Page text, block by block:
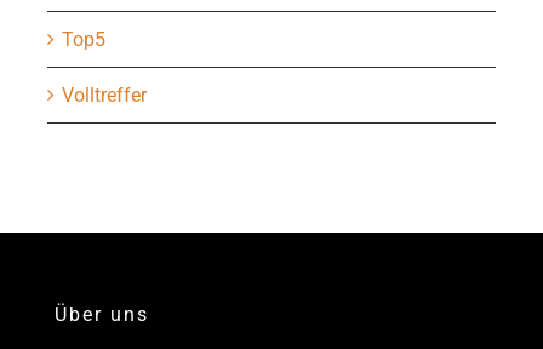
Top5
Volltreffer
Über uns